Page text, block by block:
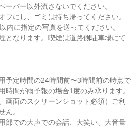
ーパー以外流さないでください。
フにし、ゴミは持ち帰ってください。
内に指定の写真を送ってください。
となります。喫煙は道路側駐車場にて
予定時間の24時間前〜3時間前の時点で
時間が雨予報の場合1度のみ承ります。
画面のスクリーンショット必須）ご利
ん。
部での大声での会話、大笑い、大音量